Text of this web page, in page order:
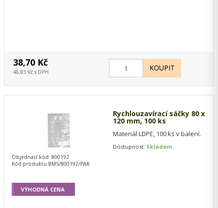
38,70 Kč
46,83 Kč s DPH
Rychlouzavírací sáčky 80 x
120 mm, 100 ks
Materiál LDPE, 100 ks v balení.
Dostupnost: Skladem
Objednací kód: 800192
Kód produktu BMS/800192/PAK
VÝHODNÁ CENA